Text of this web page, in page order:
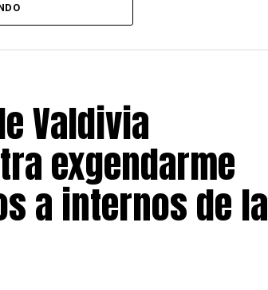
el Juzgado de Garantía de Río Bueno
del Ministerio Público, el tribunal
en la que la Fiscalía
cautelares que estime pertinentes.
Valdivia
exgendarme
a internos de la